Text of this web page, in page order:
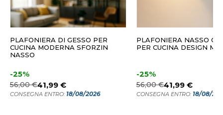
PLAFONIERA DI GESSO PER
CUCINA MODERNA SFORZIN
NASSO
-25%
56,00 €41,99 €
CONSEGNA ENTRO: 18/08/2026
PLAFONIERA NASSO
PER CUCINA DESIGN
-25%
56,00 €41,99 €
CONSEGNA ENTRO: 18/08/